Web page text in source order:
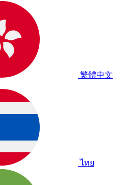
繁體中文
ไทย